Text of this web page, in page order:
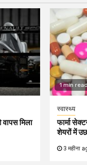
वापस मिला
1 min
स्वास्थ्य
फार्मा
शेयरों में
3 महीना